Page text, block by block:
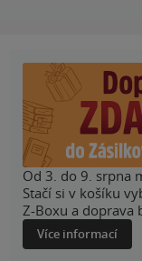
Od 3. do 9. srpna
Stačí si v košíku
Z-Boxu a doprava
Více informací